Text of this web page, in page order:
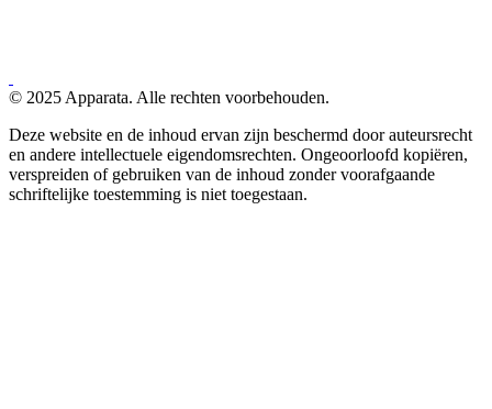
© 2025 Apparata. Alle rechten voorbehouden.
Deze website en de inhoud ervan zijn beschermd door auteursrecht
en andere intellectuele eigendomsrechten. Ongeoorloofd kopiëren,
verspreiden of gebruiken van de inhoud zonder voorafgaande
schriftelijke toestemming is niet toegestaan.